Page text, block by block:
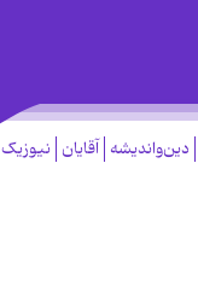
دین‌واندیشه آقایان نیوزیک